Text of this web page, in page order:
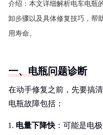
介绍： 本文详细解析电车电瓶
卸步骤以及具体修复技巧，帮
用寿命。
一、电瓶问题诊断
在动手修复之前，先要搞
电瓶故障包括：
电量下降快 ：可能是电